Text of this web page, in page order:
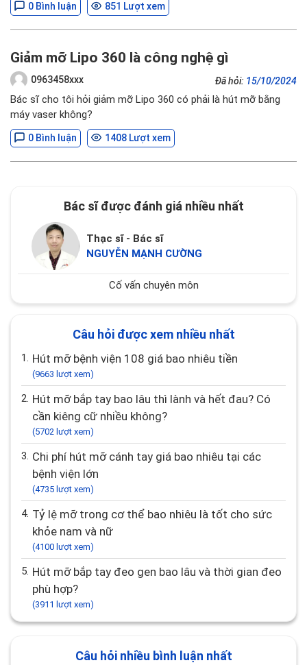
0 Bình luận 851 Lượt xem
Giảm mỡ Lipo 360 là công nghệ gì
0963458xxx Đã hỏi: 15/10/2024
Bác sĩ cho tôi hỏi giảm mỡ Lipo 360 có phải là hút mỡ bằng
máy vaser không?
0 Bình luận 1408 Lượt xem
Bác sĩ được đánh giá nhiều nhất
Thạc sĩ - Bác sĩ
NGUYỄN MẠNH CƯỜNG
Cố vấn chuyên môn
Câu hỏi được xem nhiều nhất
1. Hút mỡ bệnh viện 108 giá bao nhiêu tiền
(9663 lượt xem)
2. Hút mỡ bắp tay bao lâu thì lành và hết đau? Có
cần kiêng cữ nhiều không?
(5702 lượt xem)
3. Chi phí hút mỡ cánh tay giá bao nhiêu tại các
bệnh viện lớn
(4735 lượt xem)
4. Tỷ lệ mỡ trong cơ thể bao nhiêu là tốt cho sức
khỏe nam và nữ
(4100 lượt xem)
5. Hút mỡ bắp tay đeo gen bao lâu và thời gian đeo
phù hợp?
(3911 lượt xem)
Câu hỏi nhiều bình luận nhất